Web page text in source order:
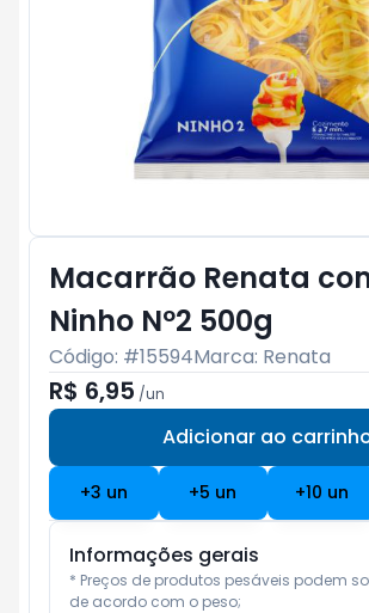
Macarrão Renata
Ninho Nº2 500g
Código: #15594Marca: Renata
R$ 6,95 /un
Adicionar ao
+3 un +5 un +10 un
Informações gerais
* Preços de produtos pesáveis podem
de acordo com o peso;